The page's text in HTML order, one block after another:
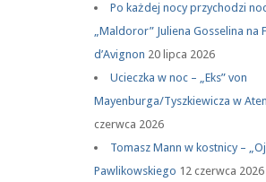
Po każdej nocy przychodzi
„Maldoror” Juliena Gosselina na
d’Avignon 20 lipca 2026
Ucieczka w noc – „Eks” von
Mayenburga/Tyszkiewicza w
czerwca 2026
Tomasz Mann w kostnicy –
Pawlikowskiego 12 czerwca 2026